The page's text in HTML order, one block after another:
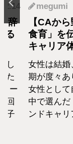
菜ソムリエに
える～CAの転
験談vol.13～
出産などを通し
ます。母でもあ
立もしていたい
野菜ソムリエ」
をお話いたしま